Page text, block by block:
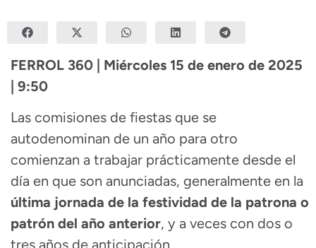
FERROL 360 | Miércoles 15 de enero de 2025
| 9:50
Las comisiones de fiestas que se
autodenominan de un año para otro
comienzan a trabajar prácticamente desde el
día en que son anunciadas, generalmente en la
última jornada de la festividad de la patrona o
patrón del año anterior, y a veces con dos o
tres años de anticipación.